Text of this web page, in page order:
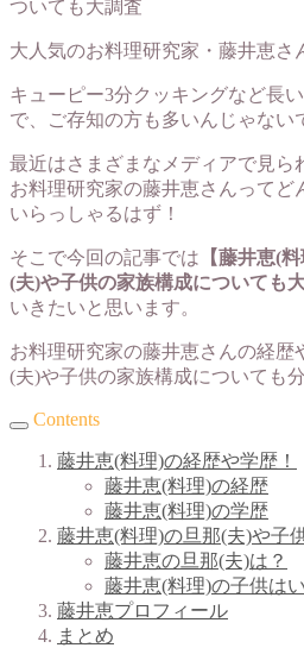
大人気のお料理研究家・藤井恵さ
キューピー3分クッキングなど長
で、ご存知の方も多いんじゃない
最近はさまざまなメディアで見ら
お料理研究家の藤井恵さんってど
いらっしゃるはず！
そこで今回の記事では 【藤井恵(
(夫)や子供の家族構成についても大
いきたいと思います。
お料理研究家の藤井恵さんの経歴
(夫)や子供の家族構成についても
Contents
藤井恵(料理)の経歴や学歴！
藤井恵(料理)の経歴
藤井恵(料理)の学歴
藤井恵(料理)の旦那(夫)や子
藤井恵の旦那(夫)は？
藤井恵(料理)の子供は
藤井恵プロフィール
まとめ